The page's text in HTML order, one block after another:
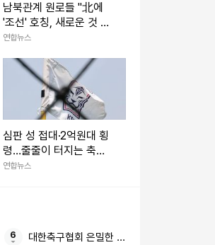
남북관계 원로들 "北에
'조선' 호칭, 새로운 것 아
냐"
연합뉴스
심판 성 접대·2억원대 횡
령…줄줄이 터지는 축구
협회 과거 비위
연합뉴스
대한축구협회 은밀한 성접대